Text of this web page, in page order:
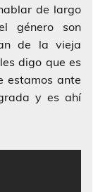
de largo
género son
de la vieja
digo que es
estamos ante
y es ahí